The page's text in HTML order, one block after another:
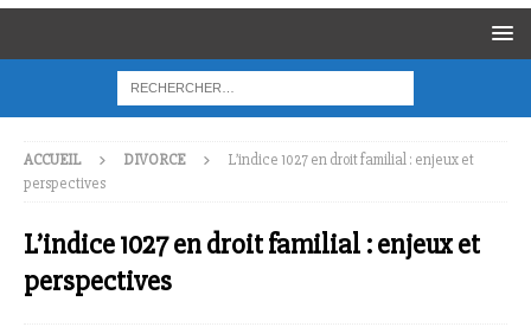
ACCUEIL DIVORCE
L’indice 1027 en droit familial : enjeux et
perspectives
L’indice 1027 en droit familial : enjeux et
perspectives